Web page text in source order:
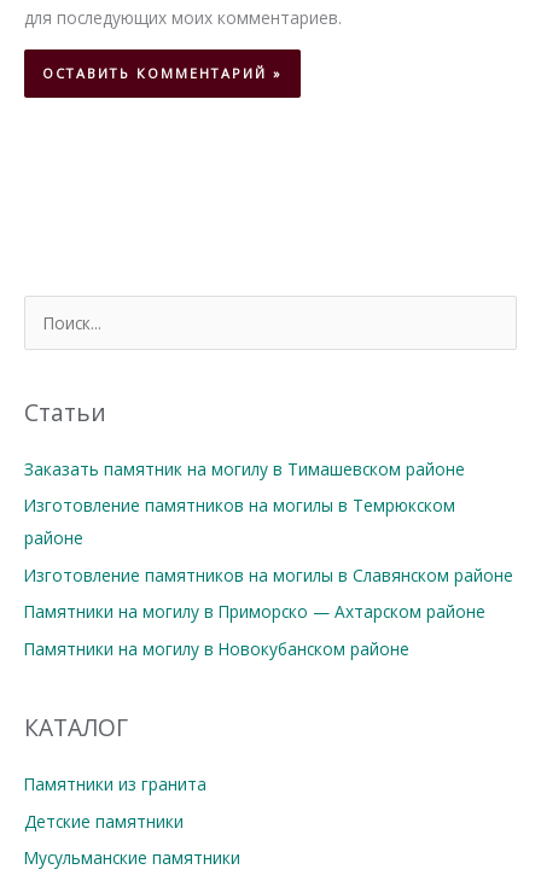
для последующих моих комментариев.
с
:
Статьи
Заказать памятник на могилу в Тимашевском районе
Изготовление памятников на могилы в Темрюкском
районе
Изготовление памятников на могилы в Славянском районе
Памятники на могилу в Приморско — Ахтарском районе
Памятники на могилу в Новокубанском районе
КАТАЛОГ
Памятники из гранита
Детские памятники
Мусульманские памятники